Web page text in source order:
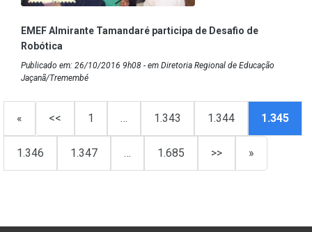
EMEF Almirante Tamandaré participa de Desafio de
Robótica
Publicado em: 26/10/2016 9h08 - em Diretoria Regional de Educação
Jaçanã/Tremembé
« << 1 … 1.343 1.344 1.345
1.346 1.347 … 1.685 >> »